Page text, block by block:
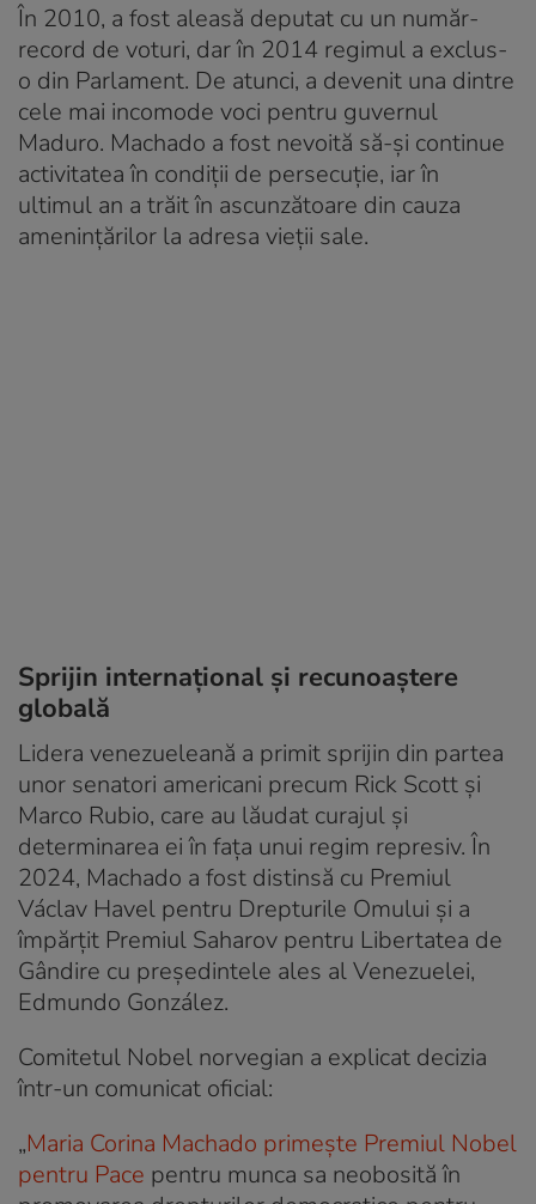
În 2010, a fost aleasă deputat cu un număr-
record de voturi, dar în 2014 regimul a exclus-
o din Parlament. De atunci, a devenit una dintre
cele mai incomode voci pentru guvernul
Maduro. Machado a fost nevoită să-și continue
activitatea în condiții de persecuție, iar în
ultimul an a trăit în ascunzătoare din cauza
amenințărilor la adresa vieții sale.
Sprijin internațional și recunoaștere
globală
Lidera venezueleană a primit sprijin din partea
unor senatori americani precum Rick Scott și
Marco Rubio, care au lăudat curajul și
determinarea ei în fața unui regim represiv. În
2024, Machado a fost distinsă cu Premiul
Václav Havel pentru Drepturile Omului și a
împărțit Premiul Saharov pentru Libertatea de
Gândire cu președintele ales al Venezuelei,
Edmundo González.
Comitetul Nobel norvegian a explicat decizia
într-un comunicat oficial:
„Maria Corina Machado primește Premiul Nobel
pentru Pace pentru munca sa neobosită în